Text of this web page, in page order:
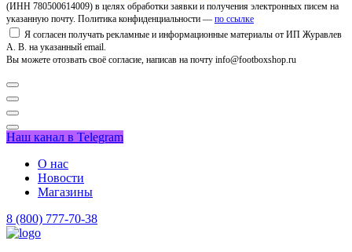
(ИНН 780500614009) в целях обработки заявки и получения электронных писем на
указанную почту. Политика конфиденциальности — по ссылке
Я согласен получать рекламные и информационные материалы от ИП Журавлев
А. В. на указанный email.
Вы можете отозвать своё согласие, написав на почту info@footboxshop.ru
Наш канал в Telegram
О нас
Новости
Магазины
8 (800) 777-70-38